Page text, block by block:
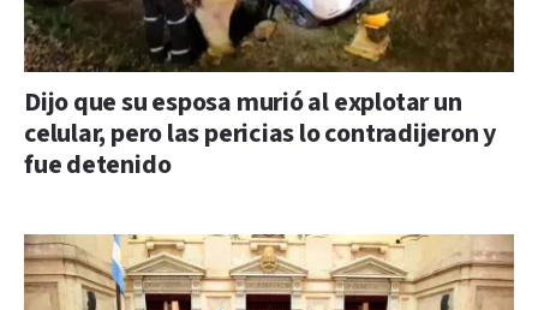
Dijo que su esposa murió al explotar un
celular, pero las pericias lo contradijeron y
fue detenido